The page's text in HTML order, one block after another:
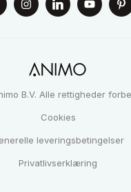
B.V. Alle rettigheder
Cookies
leveringsbetingelser
Privatlivserklæring